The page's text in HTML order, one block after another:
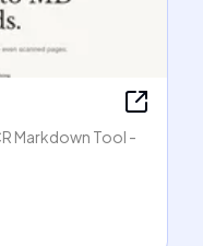
Markdown Tool -